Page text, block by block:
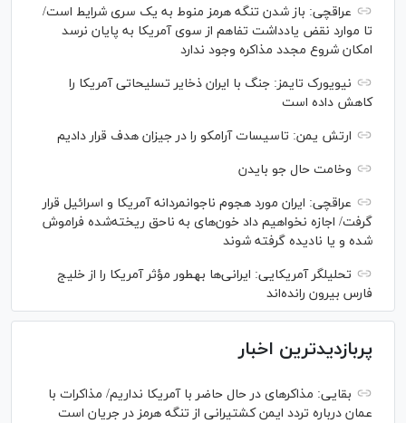
عراقچی: باز شدن تنگه هرمز منوط به یک سری شرایط است/
تا موارد نقض یادداشت تفاهم از سوی آمریکا به پایان نرسد
امکان شروع مجدد مذاکره وجود ندارد
نیویورک تایمز: جنگ با ایران ذخایر تسلیحاتی آمریکا را
کاهش داده است
ارتش یمن: تاسیسات آرامکو را در جیزان هدف قرار دادیم
وخامت حال جو بایدن
عراقچی: ایران مورد هجوم ناجوانمردانه آمریکا و اسرائیل قرار
گرفت/ اجازه نخواهیم داد خون‌های به ناحق ریخته‌شده فراموش
شده و یا نادیده گرفته شوند
تحلیلگر آمریکایی: ایرانی‌ها به‎طور مؤثر آمریکا را از خلیج
فارس بیرون رانده‌اند
پربازدیدترین اخبار
بقایی: مذاکره‎ای در حال حاضر با آمریکا نداریم/ مذاکرات با
عمان درباره تردد ایمن کشتیرانی از تنگه هرمز در جریان است